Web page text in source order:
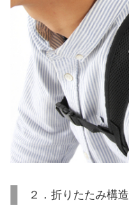
２．折りたたみ構造